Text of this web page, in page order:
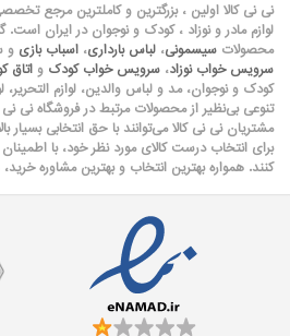
نی نی کالا اولین ، بزرگترین و کاملترین مرجع
لوازم مادر و نوزاد ، کودک و نوجوان در ایران است.
محصولات سیسمونی، لباس بارداری، اسباب بازی و
سرویس خواب نوزاد، سرویس خواب کودک و اتاق
کودک و نوجوان، مد و لباس والدین، لوازم التحریر،
تنوعی بی‌نظیر از محصولات مرتبط در فروشگاه نی نی
مشتریان نی نی‌ کالا می‏‏‌توانند با حق انتخابی بسیار
برای انتخاب درست کالای مورد نظر خود، با
کنند. همواره بهترین انتخاب و بهترین مشاوره